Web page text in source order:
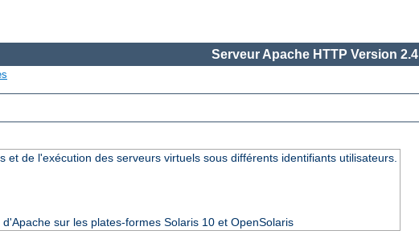
Serveur Apache HTTP Version 2.4
et de l'exécution des serveurs virtuels sous différents identifiants utilisateurs.
sur les plates-formes Solaris 10 et OpenSolaris